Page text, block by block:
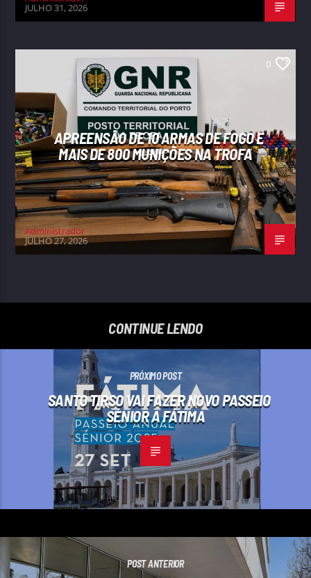
JULHO 31, 2026
0
APREENSÃO DE 10 ARMAS DE FOGO E
MAIS DE 800 MUNIÇÕES NA TROFA
Administrador
JULHO 27, 2026
CONTINUE LENDO
PRÓXIMO POST
SANTO TIRSO VAI FAZER NOVO PASSEIO
SÉNIOR A FÁTIMA
POST ANTERIOR